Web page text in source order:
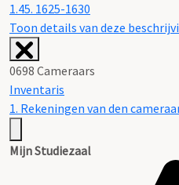
1.45. 1625-1630
Toon details van deze
0698 Cameraars
Inventaris
1. Rekeningen van den
Mijn Studiezaal